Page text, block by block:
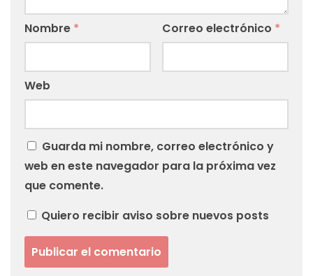
Nombre * Correo electrónico *
Web
Guarda mi nombre, correo electrónico y
web en este navegador para la próxima vez
que comente.
Quiero recibir aviso sobre nuevos posts